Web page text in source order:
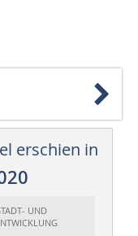
erschien in
UND